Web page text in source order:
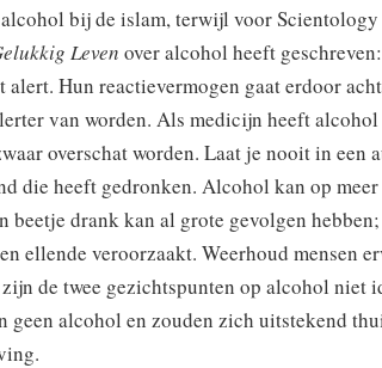
bij de islam, terwijl voor Scientology
Leven over alcohol heeft
Hun reactievermogen gaat erdoor
van worden. Als medicijn heeft alcohol
overschat worden. Laat je nooit in een
die heeft gedronken. Alcohol kan op meer
beetje drank kan al grote gevolgen
ellende veroorzaakt. Weerhoud mensen
de twee gezichtspunten op alcohol niet
geen alcohol en zouden zich uitstekend